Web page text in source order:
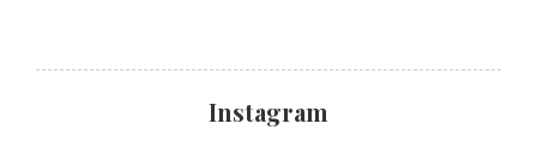
Instagram